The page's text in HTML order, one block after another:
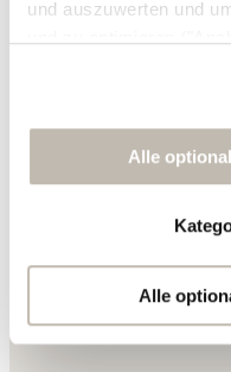
und auszuwerten und
zu erstellen, um
Sie erneut mit
Werbekampagnen
Ihre Daten werden mit
der
Sie auf "Kategorien
Indem Sie auf "Alle
Alle
Alle